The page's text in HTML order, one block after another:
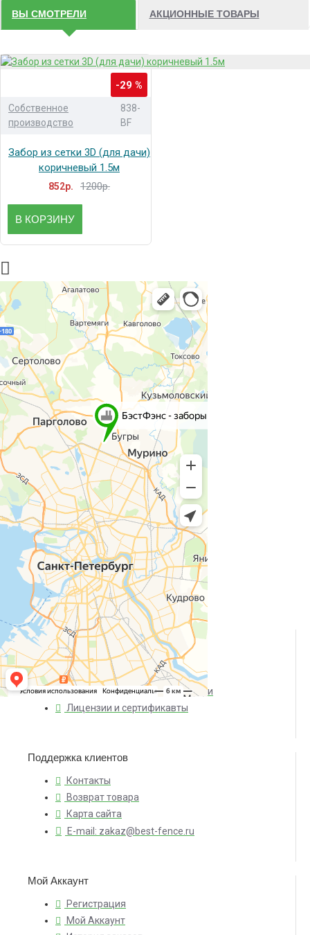
ВЫ СМОТРЕЛИ АКЦИОННЫЕ ТОВАРЫ
-29 %
Собственное
производство
838-
BF
Забор из сетки 3D (для дачи)
коричневый 1.5м
852р. 1200р.
В КОРЗИНУ
О компании
О нас
Доставка и оплата
Политика конфиденциальности
Лицензии и сертификавты
Поддержка клиентов
Контакты
Возврат товара
Карта сайта
E-mail: zakaz@best-fence.ru
Мой Аккаунт
Регистрация
Мой Аккаунт